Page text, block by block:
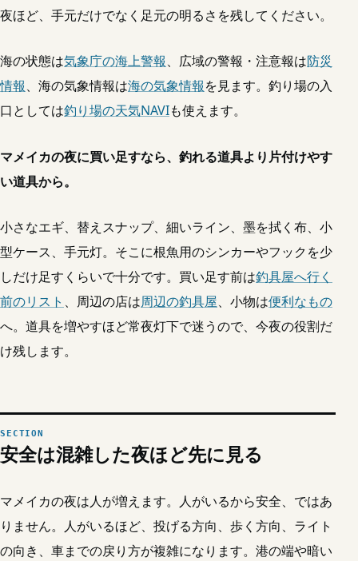
夜ほど、手元だけでなく足元の明るさを残してください。
海の状態は気象庁の海上警報、広域の警報・注意報は防災
情報、海の気象情報は海の気象情報を見ます。釣り場の入
口としては釣り場の天気NAVIも使えます。
マメイカの夜に買い足すなら、釣れる道具より片付けやす
い道具から。
小さなエギ、替えスナップ、細いライン、墨を拭く布、小
型ケース、手元灯。そこに根魚用のシンカーやフックを少
しだけ足すくらいで十分です。買い足す前は釣具屋へ行く
前のリスト 、周辺の店は周辺の釣具屋、小物は便利なもの
へ。道具を増やすほど常夜灯下で迷うので、今夜の役割だ
け残します。
安全は混雑した夜ほど先に見る
マメイカの夜は人が増えます。人がいるから安全、ではあ
りません。人がいるほど、投げる方向、歩く方向、ライト
の向き、車までの戻り方が複雑になります。港の端や暗い